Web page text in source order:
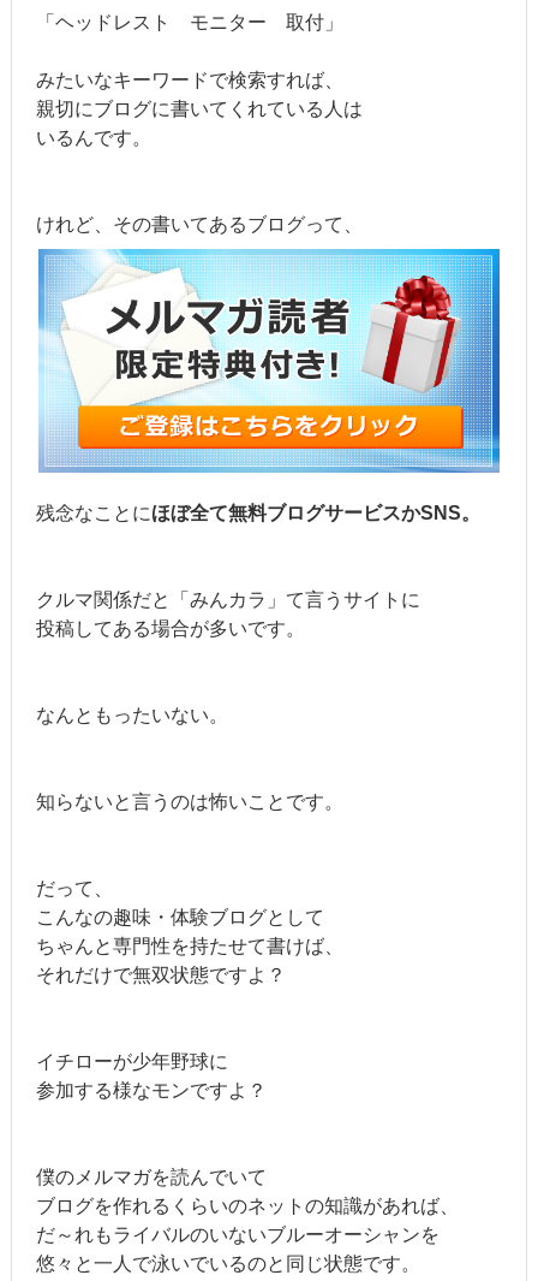
「ヘッドレスト モニター 取付」
みたいなキーワードで検索すれば、
親切にブログに書いてくれている人は
いるんです。
けれど、その書いてあるブログって、
残念なことにほぼ全て無料ブログサービスかSNS。
クルマ関係だと「みんカラ」て言うサイトに
投稿してある場合が多いです。
なんともったいない。
知らないと言うのは怖いことです。
だって、
こんなの趣味・体験ブログとして
ちゃんと専門性を持たせて書けば、
それだけで無双状態ですよ？
イチローが少年野球に
参加する様なモンですよ？
僕のメルマガを読んでいて
ブログを作れるくらいのネットの知識があれば、
だ～れもライバルのいないブルーオーシャンを
悠々と一人で泳いでいるのと同じ状態です。